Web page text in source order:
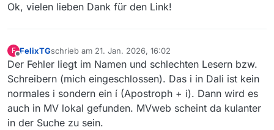
Ok, vielen lieben Dank für den Link!
F
Offline
FelixTGschrieb am 21. Jan. 2026, 16:02
zuletzt editiert von
Der Fehler liegt im Namen und schlechten Lesern bzw.
Schreibern (mich eingeschlossen). Das i in Dali ist kein
normales i sondern ein í (Apostroph + i). Dann wird es
auch in MV lokal gefunden. MVweb scheint da kulanter
in der Suche zu sein.